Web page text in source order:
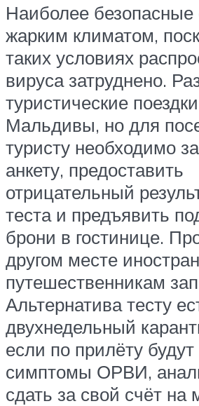
Наиболее
жарким климатом,
таких условиях
вируса затруднено.
туристические
Мальдивы, но для
туристу необходимо
анкету, предоставить
отрицательный
теста и предъявить
брони в гостинице.
другом месте
путешественникам
Альтернатива тесту
двухнедельный
если по прилёту
симптомы ОРВИ,
сдать за свой счёт на